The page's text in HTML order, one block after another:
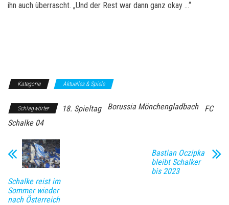
ihn auch überrascht. „Und der Rest war dann ganz okay …“
Kategorie Aktuelles & Spiele
Schlagwörter 18. Spieltag Borussia Mönchengladbach
FC
Schalke 04
Schalke reist im
Sommer wieder
nach Österreich
Bastian Oczipka
bleibt Schalker
bis 2023